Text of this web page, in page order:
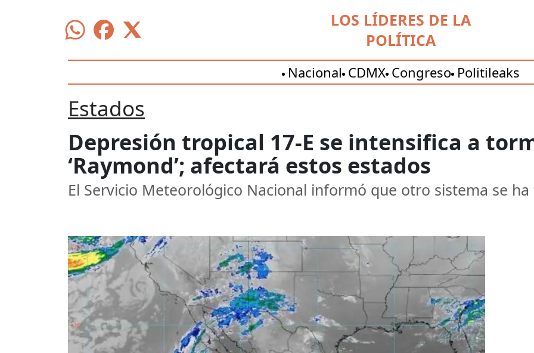
LOS LÍDERES DE LA
POLÍTICA
Nacional CDMX Congreso Politileaks
Estados
Depresión tropical 17-E se intensifica a
‘Raymond’; afectará estos estados
El Servicio Meteorológico Nacional informó que otro sistema se